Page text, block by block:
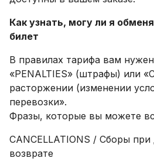
Как узнать, могу ли я
билет
В правилах тарифа вам
«PENALTIES» (штрафы) или
расторжении (изменении
перевозки».
Фразы, которые вы можете
CANCELLATIONS / Сборы
возврате